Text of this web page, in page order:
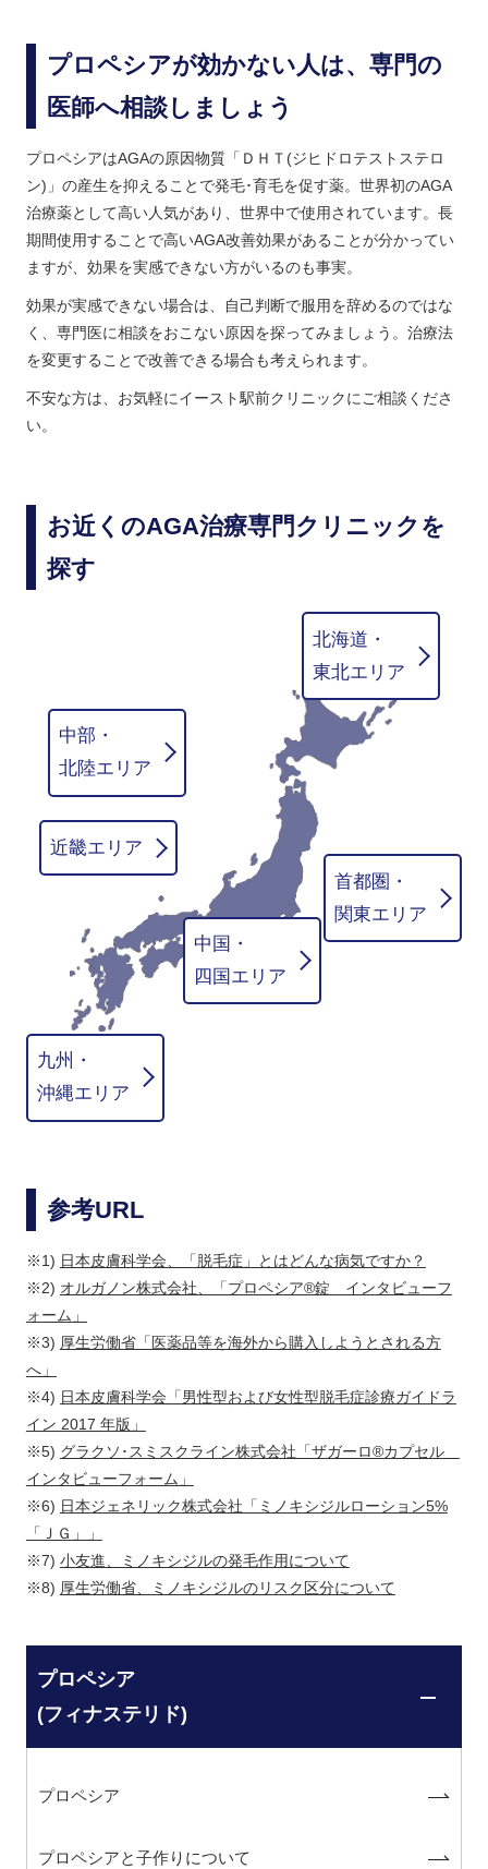
プロペシアが効かない人は、専門の
医師へ相談しましょう
プロペシアはAGAの原因物質「ＤＨＴ(ジヒドロテストステロ
ン)」の産生を抑えることで発毛･育毛を促す薬。世界初のAGA
治療薬として高い人気があり、世界中で使用されています。長
期間使用することで高いAGA改善効果があることが分かってい
ますが、効果を実感できない方がいるのも事実。
効果が実感できない場合は、自己判断で服用を辞めるのではな
く、専門医に相談をおこない原因を探ってみましょう。治療法
を変更することで改善できる場合も考えられます。
不安な方は、お気軽にイースト駅前クリニックにご相談くださ
い。
お近くのAGA治療専門クリニックを
探す
北海道・
東北エリア
首都圏・
関東エリア
中部・
北陸エリア
近畿エリア
中国・
四国エリア
九州・
沖縄エリア
参考URL
※1) 日本皮膚科学会、「脱毛症」とはどんな病気ですか？
※2) オルガノン株式会社、「プロペシア®錠 インタビューフ
ォーム」
※3) 厚生労働省「医薬品等を海外から購入しようとされる方
へ」
※4) 日本皮膚科学会「男性型および女性型脱毛症診療ガイドラ
イン 2017 年版」
※5) グラクソ･スミスクライン株式会社「ザガーロ®カプセル
インタビューフォーム」
※6) 日本ジェネリック株式会社「ミノキシジルローション5%
「ＪＧ」」
※7) 小友進、ミノキシジルの発毛作用について
※8) 厚生労働省、ミノキシジルのリスク区分について
プロペシア
(フィナステリド)
プロペシア
プロペシアと子作りについて